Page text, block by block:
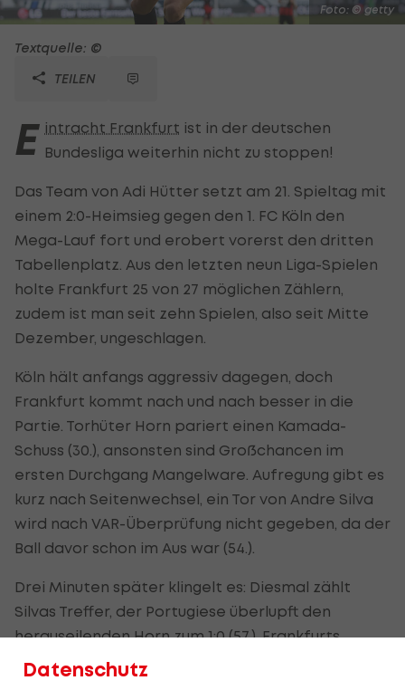
Foto: © getty
Textquelle: ©
TEILEN
E intracht Frankfurt ist in der deutschen
Bundesliga weiterhin nicht zu stoppen!
Das Team von Adi Hütter setzt am 21. Spieltag mit
einem 2:0-Heimsieg gegen den 1. FC Köln den
Mega-Lauf fort und erobert vorerst den dritten
Tabellenplatz. Aus den letzten neun Liga-Spielen
holte Frankfurt 25 von 27 möglichen Zählern,
zudem ist man seit zehn Spielen, also seit Mitte
Dezember, ungeschlagen.
Köln hält anfangs aggressiv dagegen, doch
Frankfurt kommt nach und nach besser in die
Partie. Torhüter Horn pariert einen Kamada-
Schuss (30.), ansonsten sind Großchancen im
ersten Durchgang Mangelware. Aufregung gibt es
kurz nach Seitenwechsel, ein Tor von Andre Silva
wird nach VAR-Überprüfung nicht gegeben, da der
Ball davor schon im Aus war (54.).
Drei Minuten später klingelt es: Diesmal zählt
Silvas Treffer, der Portugiese überlupft den
herauseilenden Horn zum 1:0 (57.). Frankfurts
Torgarantie erzielt damit den 18. Treffer im 20.
Datenschutz